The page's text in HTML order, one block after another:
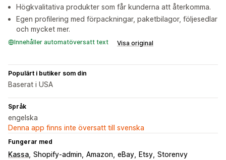
Högkvalitativa produkter som får kunderna att återkomma.
Egen profilering med förpackningar, paketbilagor, följesedlar
och mycket mer.
Innehåller automatöversatt text Visa original
Populärt i butiker som din
Baserat i USA
Språk
engelska
Denna app finns inte översatt till svenska
Fungerar med
Kassa Shopify-admin Amazon eBay Etsy Storenvy